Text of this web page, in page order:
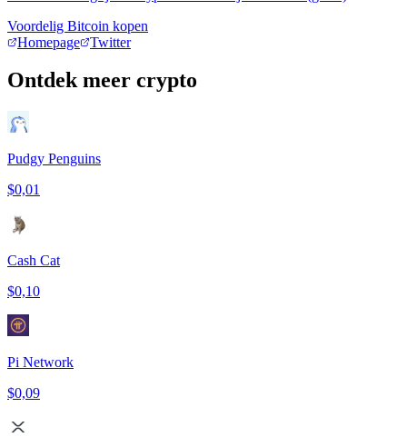
Voordelig Bitcoin kopen
Homepage
Twitter
Ontdek meer crypto
Pudgy Penguins
$0,01
Cash Cat
$0,10
Pi Network
$0,09